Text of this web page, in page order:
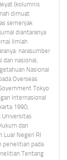
(kolumnis
dimuat
semenjak
diantaranya
Ilmiah
narasumber
dan nasional,
Nasional
Overseas
Tokyo
Internasional
1990;
Universitas
dan
Luar Negeri RI
penelitian pada
Tentang